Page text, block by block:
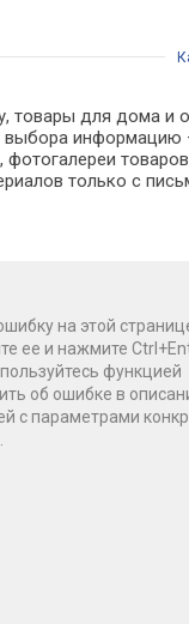
для дома и
выбора
фотогалереи
только с
на этой
ее и нажмите
функцией
об ошибке в
с параметрами